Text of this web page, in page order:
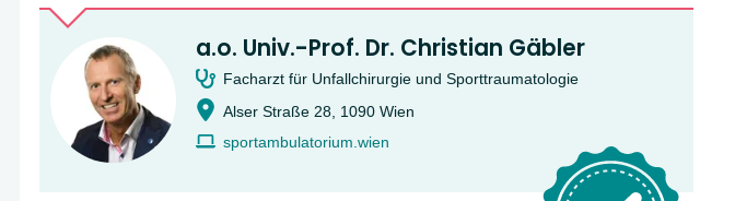
a.o. Univ.-Prof. Dr. Christian Gäbler
Facharzt für Unfallchirurgie und Sporttraumatologie
Alser Straße 28, 1090 Wien
sportambulatorium.wien